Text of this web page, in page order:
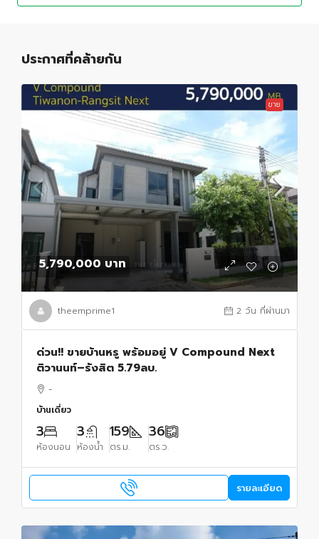
ประกาศที่คล้ายกัน
ขาย
5,790,000 บาท
theemprime1 2 วัน ที่ผ่านมา
ด่วน!! ขายบ้านหรู พร้อมอยู่ V Compound Next
ติวานนท์–รังสิต 5.79ลบ.
-
บ้านเดี่ยว
3
ห้องนอน
3
ห้องน้ำ
159
ตร.ม.
36
ตร.ว.
รายละเอียด